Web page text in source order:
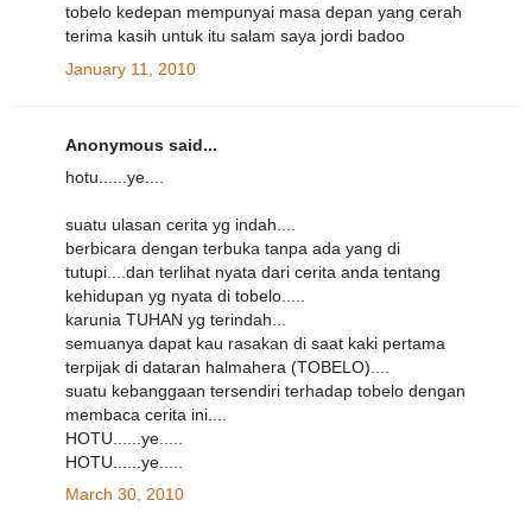
tobelo kedepan mempunyai masa depan yang cerah
terima kasih untuk itu salam saya jordi badoo
January 11, 2010
Anonymous said...
hotu......ye....
suatu ulasan cerita yg indah....
berbicara dengan terbuka tanpa ada yang di
tutupi....dan terlihat nyata dari cerita anda tentang
kehidupan yg nyata di tobelo.....
karunia TUHAN yg terindah...
semuanya dapat kau rasakan di saat kaki pertama
terpijak di dataran halmahera (TOBELO)....
suatu kebanggaan tersendiri terhadap tobelo dengan
membaca cerita ini....
HOTU......ye.....
HOTU......ye.....
March 30, 2010